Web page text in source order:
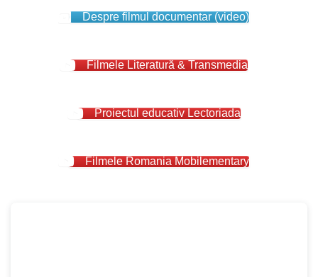
Despre filmul documentar (video)
Filmele Literatură & Transmedia
Proiectul educativ Lectoriada
Filmele Romania Mobilementary